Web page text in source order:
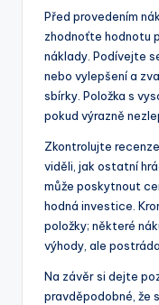
Před provedením
zhodnoťte hodnotu
náklady. Podívejte
nebo vylepšení a
sbírky. Položka s
pokud výrazně
Zkontrolujte
viděli, jak ostatní
může poskytnout
hodná investice.
položky; některé
výhody, ale
Na závěr si dejte
pravděpodobné, že